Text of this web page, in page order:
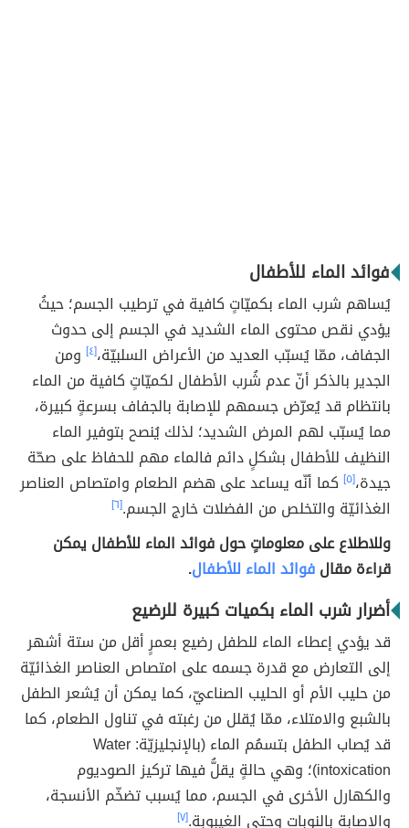
فوائد الماء للأطفال
يُساهم شرب الماء بكميّاتٍ كافية في ترطيب الجسم؛ حيثُ
يؤدي نقص محتوى الماء الشديد في الجسم إلى حدوث
الجفاف، ممّا يُسبّب العديد من الأعراض السلبيّة،[٤]
ومن
الجدير بالذكر أنّ عدم شُرب الأطفال لكميّاتٍ كافية من الماء
بانتظام قد يُعرّض جسمهم للإصابة بالجفاف بسرعةٍ كبيرة،
مما يُسبّب لهم المرض الشديد؛ لذلك يُنصح بتوفير الماء
النظيف للأطفال بشكلٍ دائم فالماء مهم للحفاظ على صحّة
جيدة،[٥]
كما أنّه يساعد على هضم الطعام وامتصاص العناصر
الغذائيّة والتخلص من الفضلات خارج الجسم.[٦]
وللاطلاع على معلوماتٍ حول فوائد الماء للأطفال يمكن
قراءة مقالفوائد الماء للأطفال.
أضرار شرب الماء بكميات كبيرة للرضيع
قد يؤدي إعطاء الماء للطفل رضيع بعمرٍ أقل من ستة أشهر
إلى التعارض مع قدرة جسمه على امتصاص العناصر الغذائيّة
من حليب الأم أو الحليب الصناعيّ، كما يمكن أن يُشعر الطفل
بالشبع والامتلاء، ممّا يُقلل من رغبته في تناول الطعام، كما
قد يُصاب الطفل بتسمُم الماء (بالإنجليزيّة: Water
intoxication)؛ وهي حالةٍ يقلُّ فيها تركيز الصوديوم
والكهارل الأخرى في الجسم، مما يُسبب تضخّم الأنسجة،
والإصابة بالنوبات وحتى الغيبوبة.[٧]